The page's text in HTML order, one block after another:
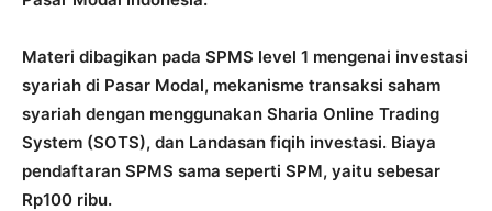
Materi dibagikan pada SPMS level 1 mengenai investasi
syariah di Pasar Modal, mekanisme transaksi saham
syariah dengan menggunakan Sharia Online Trading
System (SOTS), dan Landasan fiqih investasi. Biaya
pendaftaran SPMS sama seperti SPM, yaitu sebesar
Rp100 ribu.